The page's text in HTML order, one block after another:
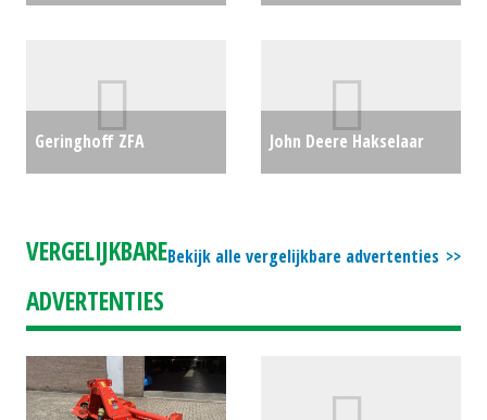
€7500
Geringhoff ZFA
John Deere Hakselaar
Bekijk alle vergelijkbare advertenties
VERGELIJKBARE
ADVERTENTIES